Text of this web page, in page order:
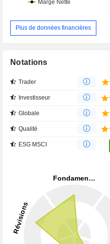
Plus de données financières
Notations
Trader
Investisseur
Globale
Qualité
ESG MSCI